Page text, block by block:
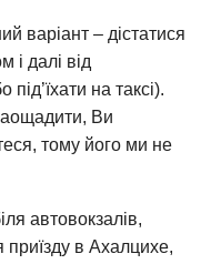
варіант – дістатися
і далі від
на таксі).
Ви
тому його ми не
автовокзалів,
приїзду в Ахалцихе,